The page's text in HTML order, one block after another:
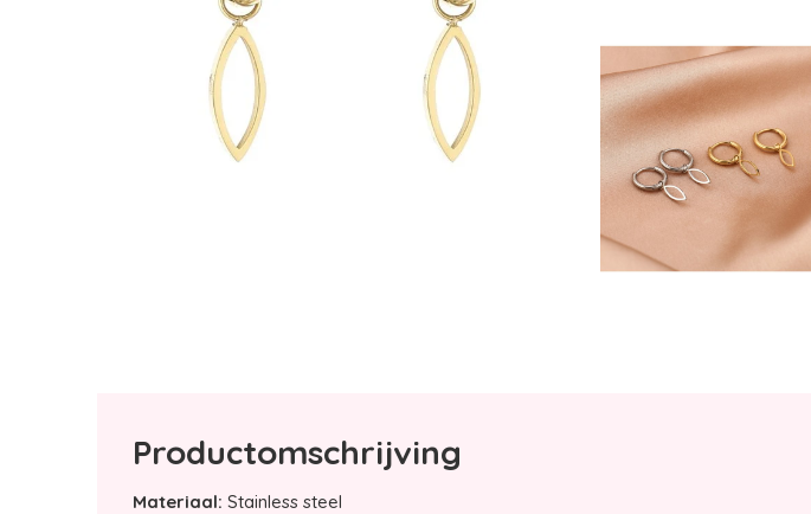
Productomschrijving
Materiaal: Stainless steel